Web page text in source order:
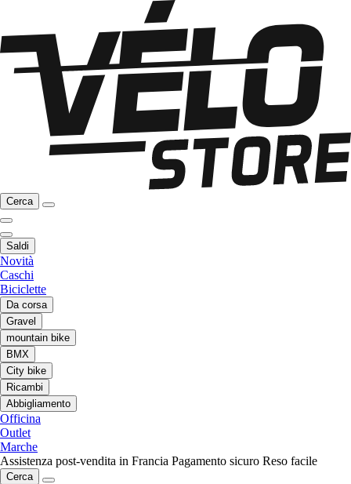
Cerca
Saldi
Novità
Caschi
Biciclette
Da corsa
Gravel
mountain bike
BMX
City bike
Ricambi
Abbigliamento
Officina
Outlet
Marche
Assistenza post-vendita in Francia Pagamento sicuro Reso facile
Cerca